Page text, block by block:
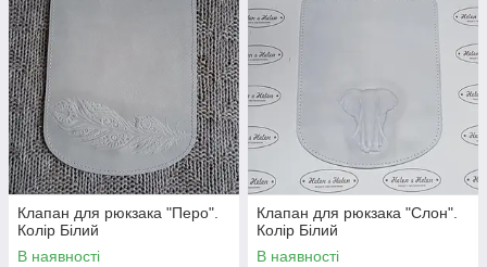
Клапан для рюкзака "Перо".
Колір Білий
В наявності
Клапан для рюкзака "Слон".
Колір Білий
В наявності